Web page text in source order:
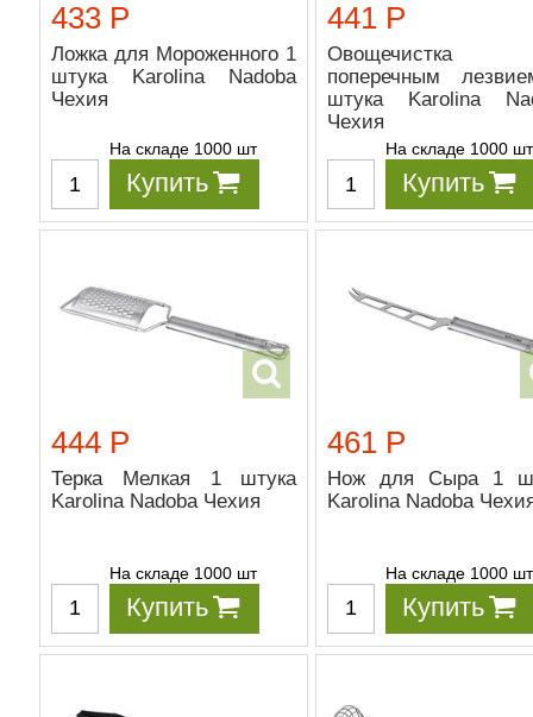
433 Р
Ложка для Мороженного 1
штука Karolina Nadoba
Чехия
На складе 1000 шт
Купить
441 Р
поперечным
штука Karolina
Чехия
На складе 1000 шт
Купить
444 Р
Терка Мелкая 1 штука
Karolina Nadoba Чехия
На складе 1000 шт
Купить
461 Р
Нож для Сыра 1
Karolina Nadoba
На складе 1000 шт
Купить